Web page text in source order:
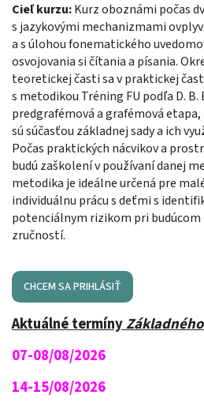
Cieľ kurzu:Kurz oboznámi počas
s jazykovými mechanizmami
a s úlohou fonematického
osvojovania si čítania a písania.
teoretickej časti sa v praktickej
s metodikou Tréning FU podľa D. B.
predgrafémová a grafémová
sú súčasťou základnej sady a ich
Počas praktických nácvikov a
budú zaškolení v používaní danej
metodika je ideálne určená pre
individuálnu prácu s deťmi s
potenciálnym rizikom pri budúcom
zručností.
CHCEM SA PRIHLÁSIŤ
Aktuálné termíny
07-08/08/2026
14-15/08/2026